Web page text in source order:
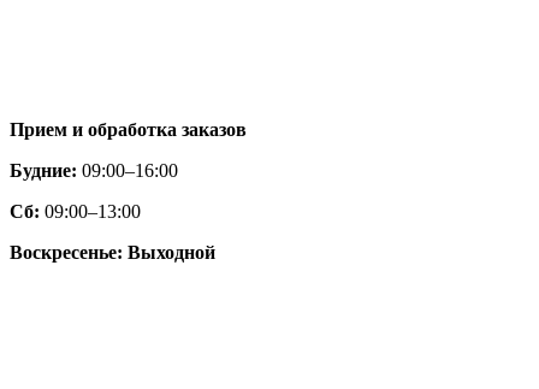
Прием и обработка заказов
Будние: 09:00–16:00
Сб: 09:00–13:00
Воскресенье: Выходной